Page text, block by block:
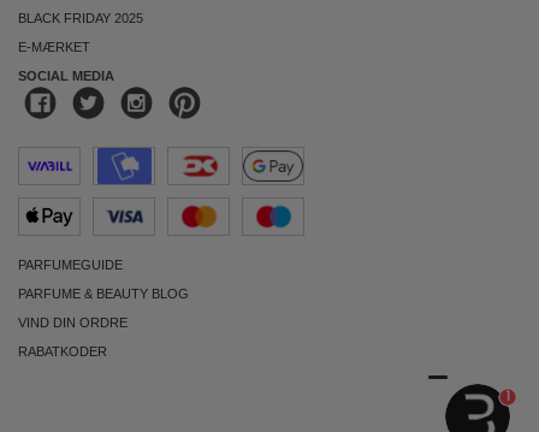
BLACK FRIDAY 2025
E-MÆRKET
SOCIAL MEDIA
PARFUMEGUIDE
PARFUME & BEAUTY BLOG
VIND DIN ORDRE
RABATKODER
1